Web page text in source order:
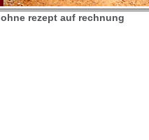
rezept auf rechnung